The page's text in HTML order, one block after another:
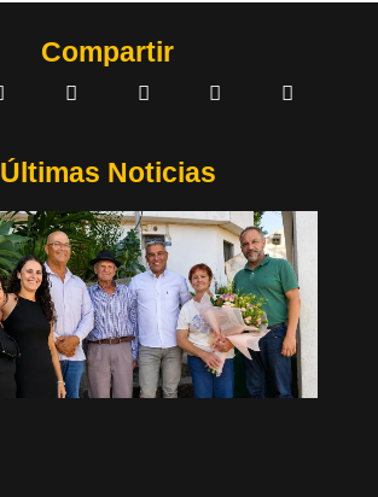
Compartir
Últimas Noticias